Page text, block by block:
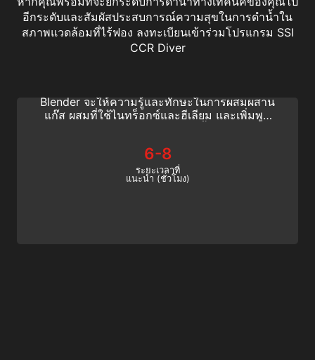
อีกระดับและสัมผัสประสบการณ์ความสุขในการดำน้ำใน
สภาพแวดล้อมที่ไร้ฟอง ลงทะเบียนเข้าร่วมโปรแกรม SSI
CCR Diver
Gas Blender Nitrox/Trimix
Blender จะให้ความรู้และทักษะในการผสมผสาน
แก๊ส ผสมที่ใช้ไนทร็อกซ์และฮีเลียม และเพิ่มพูน
6-8
ระยะเวลาที่
แนะนำ (ชั่วโมง)